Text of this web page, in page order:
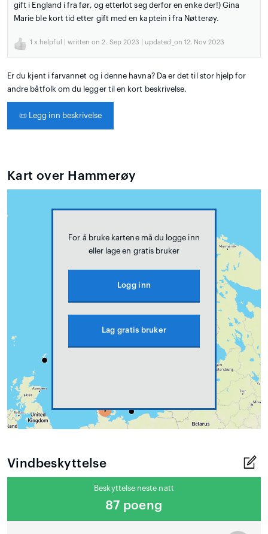
gift i England i fra før, og etterlot seg derfor en enke der!) Gina
Marie ble kort tid etter gift med en kaptein i fra Nøtterøy.
1 x helpful | written on 2. Sep 2023 | updated_on 12. Nov 2023
Er du kjent i farvannet og i denne havna? Da er det til stor hjelp for
andre båtfolk om du legger til en kort beskrivelse.
📜 Legg inn beskrivelse
Kart over Hammerøy
For å bruke kartene må du logge inn
eller lage en gratis bruker
Logg inn
Lag gratis bruker
Vindbeskyttelse
Beskyttelse neste natt
87 poeng